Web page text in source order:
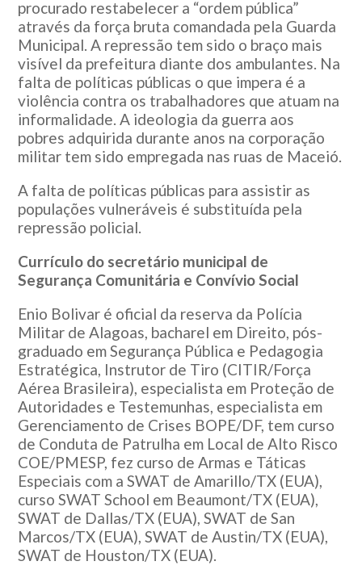
procurado restabelecer a “ordem pública”
através da força bruta comandada pela Guarda
Municipal. A repressão tem sido o braço mais
visível da prefeitura diante dos ambulantes. Na
falta de políticas públicas o que impera é a
violência contra os trabalhadores que atuam na
informalidade. A ideologia da guerra aos
pobres adquirida durante anos na corporação
militar tem sido empregada nas ruas de Maceió.
A falta de políticas públicas para assistir as
populações vulneráveis é substituída pela
repressão policial.
Currículo do secretário municipal de
Segurança Comunitária e Convívio Social
Enio Bolivar é oficial da reserva da Polícia
Militar de Alagoas, bacharel em Direito, pós-
graduado em Segurança Pública e Pedagogia
Estratégica, Instrutor de Tiro (CITIR/Força
Aérea Brasileira), especialista em Proteção de
Autoridades e Testemunhas, especialista em
Gerenciamento de Crises BOPE/DF, tem curso
de Conduta de Patrulha em Local de Alto Risco
COE/PMESP, fez curso de Armas e Táticas
Especiais com a SWAT de Amarillo/TX (EUA),
curso SWAT School em Beaumont/TX (EUA),
SWAT de Dallas/TX (EUA), SWAT de San
Marcos/TX (EUA), SWAT de Austin/TX (EUA),
SWAT de Houston/TX (EUA).